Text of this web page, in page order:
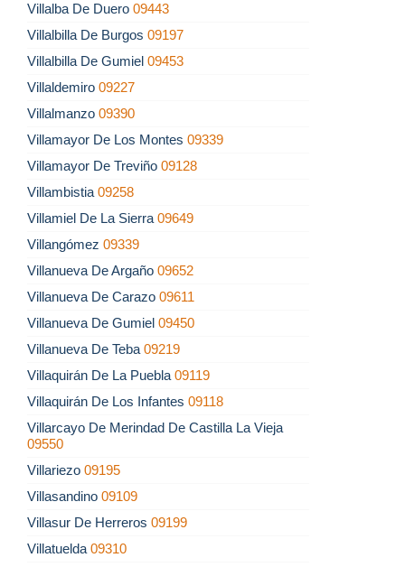
Villalba De Duero 09443
Villalbilla De Burgos 09197
Villalbilla De Gumiel 09453
Villaldemiro 09227
Villalmanzo 09390
Villamayor De Los Montes 09339
Villamayor De Treviño 09128
Villambistia 09258
Villamiel De La Sierra 09649
Villangómez 09339
Villanueva De Argaño 09652
Villanueva De Carazo 09611
Villanueva De Gumiel 09450
Villanueva De Teba 09219
Villaquirán De La Puebla 09119
Villaquirán De Los Infantes 09118
Villarcayo De Merindad De Castilla La Vieja
09550
Villariezo 09195
Villasandino 09109
Villasur De Herreros 09199
Villatuelda 09310